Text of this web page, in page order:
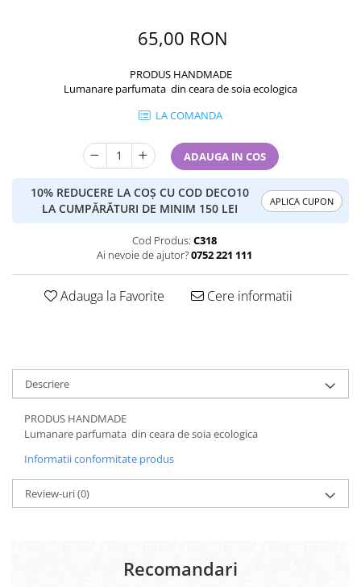
65,00 RON
PRODUS HANDMADE
Lumanare parfumata din ceara de soia ecologica
LA COMANDA
ADAUGA IN COS
10% REDUCERE LA COȘ CU COD DECO10
LA CUMPĂRĂTURI DE MINIM 150 LEI
APLICA CUPON
Cod Produs: C318
Ai nevoie de ajutor?0752 221 111
Adauga la Favorite Cere informatii
Descriere
PRODUS HANDMADE
Lumanare parfumata din ceara de soia ecologica
Informatii conformitate produs
Review-uri(0)
Recomandari